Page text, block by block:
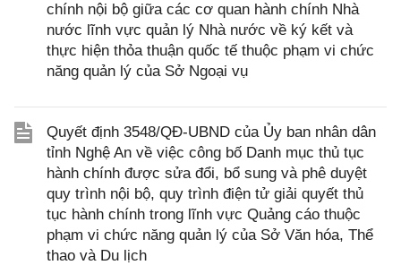
chính nội bộ giữa các cơ quan hành chính Nhà
nước lĩnh vực quản lý Nhà nước về ký kết và
thực hiện thỏa thuận quốc tế thuộc phạm vi chức
năng quản lý của Sở Ngoại vụ
Quyết định 3548/QĐ-UBND của Ủy ban nhân dân
tỉnh Nghệ An về việc công bố Danh mục thủ tục
hành chính được sửa đổi, bổ sung và phê duyệt
quy trình nội bộ, quy trình điện tử giải quyết thủ
tục hành chính trong lĩnh vực Quảng cáo thuộc
phạm vi chức năng quản lý của Sở Văn hóa, Thể
thao và Du lịch